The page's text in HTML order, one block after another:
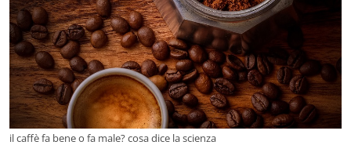
il caffè fa bene o fa male? cosa dice la scienza